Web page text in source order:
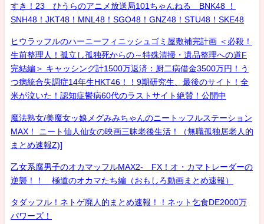
すき！23 ひうらのアニメ放送局101ちゃんねる BNK48 ！
SNH48！JKT48！MNL48！SGO48！GNZ48！STU48！SKE48
ヒウラッフルのハーニーフィニッシュゴミ屋敷補完計画 ＜必殺！
生前整理人！孤立し孤独死からの～特殊清掃・遺品整理への道F
完結編＞ キャッシング計1500万返済：厨二病借金3500万円！う
つ病統合失調症14年生HKT46！！9期研究生、最後のサイト！全
米が泣いた！認知症鬱病60代のラストサイト絶賛！公開中
魔法熟女/美魔女ッ娘メグみみちゃんのニートッフルステーション
MAX！ ニート仙人仙女の映画三昧老後生活！（無職孤独居老人的
まとめ速報Z)]
乙女系腐男子のオカマッフルMAX2- FX！オ・カマトレーダーの
逆襲！！ 極道のオカマたち編（おもしろ動画まとめ速報）
タダッフル！ネトゲ廃人的まとめ速報！！ネット乞食DE2000万
パワーズ！